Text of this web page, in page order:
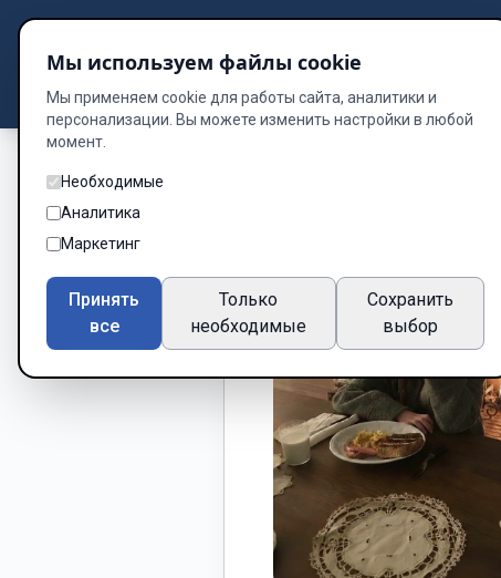
DzenWay Библиотека
Мы используем файлы cookie
Мы применяем cookie для работы сайта, аналитики и
персонализации. Вы можете изменить настройки в любой
момент.
Необходимые
Аналитика
Маркетинг
Принять
все
Только
необходимые
Сохранить
выбор